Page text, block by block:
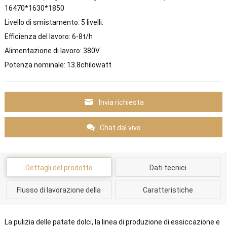
16470*1630*1850
Livello di smistamento: 5 livelli.
Efficienza del lavoro: 6-8t/h
Alimentazione di lavoro: 380V
Potenza nominale: 13.8chilowatt
Invia richiesta
Chat dal vivo
Dettagli del prodotto Dati tecnici
Flusso di lavorazione della Caratteristiche
La pulizia delle patate dolci, la linea di produzione di essiccazione e